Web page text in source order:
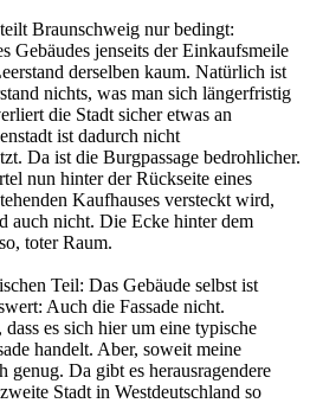
Braunschweig nur bedingt:
Gebäudes jenseits der Einkaufsmeile
derselben kaum. Natürlich ist
nichts, was man sich längerfristig
die Stadt sicher etwas an
ist dadurch nicht
Da ist die Burgpassage bedrohlicher.
nun hinter der Rückseite eines
Kaufhauses versteckt wird,
auch nicht. Die Ecke hinter dem
toter Raum.
Teil: Das Gebäude selbst ist
Auch die Fassade nicht.
es sich hier um eine typische
handelt. Aber, soweit meine
genug. Da gibt es herausragendere
Stadt in Westdeutschland so